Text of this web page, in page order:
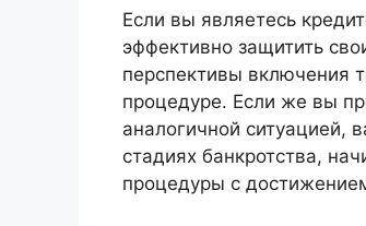
Если вы являетесь
эффективно защитить
перспективы включения
процедуре. Если же вы
аналогичной ситуацией,
стадиях банкротства,
процедуры с